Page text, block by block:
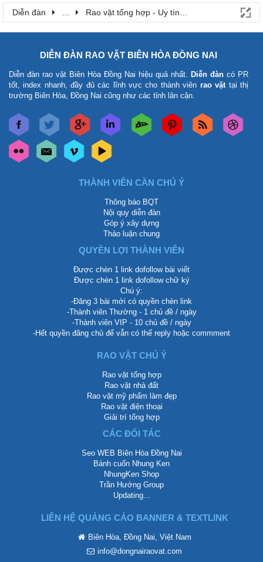
Diễn đàn Rao vặt tổng hợp - Uy tín - Miễn phí
DIỄN ĐÀN RAO VẶT BIÊN HÒA ĐỒNG NAI
Diễn đàn rao vặt Biên Hòa Đồng Nai hiệu quả nhất. Diễn đàn có PR
tốt, index nhanh, đầy đủ các lĩnh vực cho thành viên rao vặt tại thị
trường Biên Hòa, Đồng Nai cũng như các tỉnh lân cận.
THÀNH VIÊN CẦN CHÚ Ý
Thông báo BQT
Nội quy diễn đàn
Góp ý xây dựng
Thảo luận chung
QUYỀN LỢI THÀNH VIÊN
Được chèn 1 link dofollow bài viết
Được chèn 1 link dofollow chữ ký
Chú ý:
-Đăng 3 bài mới có quyền chèn link
-Thành viên Thường - 1 chủ đề / ngày
-Thành viên VIP - 10 chủ đề / ngày
-Hết quyền đăng chủ để vẫn có thể reply hoặc commment
RAO VẶT CHÚ Ý
Rao vặt tổng hợp
Rao vặt nhà đất
Rao vặt mỹ phẩm làm đẹp
Rao vặt điện thoại
Giải trí tổng hợp
CÁC ĐỐI TÁC
Seo WEB Biên Hòa Đồng Nai
Bánh cuốn Nhung Ken
NhungKen Shop
Trần Hướng Group
Updating...
LIÊN HỆ QUẢNG CÁO BANNER & TEXTLINK
Biên Hòa, Đồng Nai, Việt Nam
info@dongnairaovat.com